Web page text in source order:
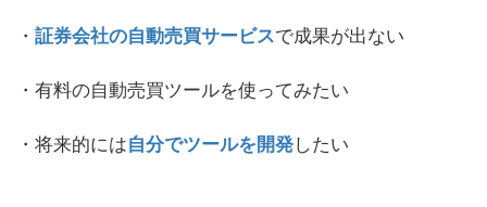
・ 証券会社の自動売買サービスで成果が出ない
・有料の自動売買ツールを使ってみたい
・将来的には自分でツールを開発したい